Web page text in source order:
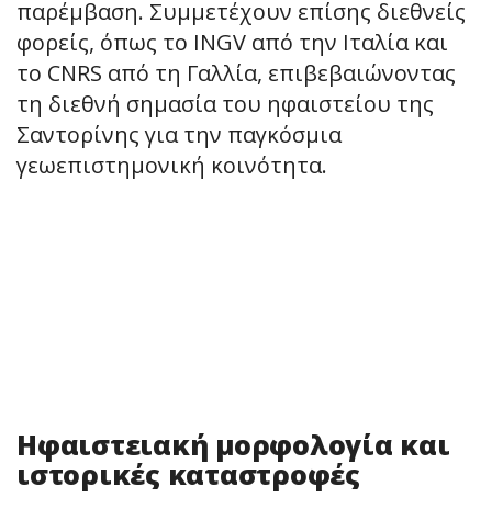
παρέμβαση. Συμμετέχουν επίσης διεθνείς
φορείς, όπως το INGV από την Ιταλία και
το CNRS από τη Γαλλία, επιβεβαιώνοντας
τη διεθνή σημασία του ηφαιστείου της
Σαντορίνης για την παγκόσμια
γεωεπιστημονική κοινότητα.
Ηφαιστειακή μορφολογία και
ιστορικές καταστροφές